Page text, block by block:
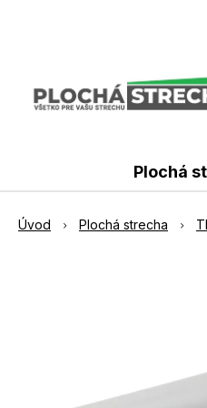
Plochá
Úvod Plochá strecha